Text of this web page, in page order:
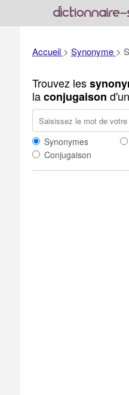
Accueil > Synonyme >
Trouvez les
laconjugaison
Synonymes
Conjugaison